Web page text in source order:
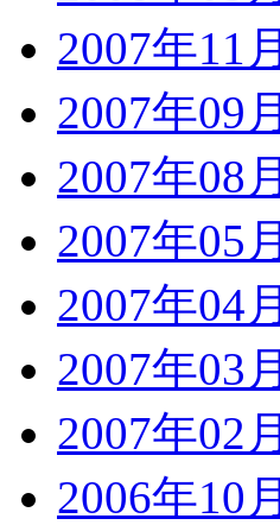
2007年11月
2007年09月
2007年08月
2007年05月
2007年04月
2007年03月
2007年02月
2006年10月